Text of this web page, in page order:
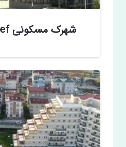
شهرک مسکونی nef سنجاق تپه